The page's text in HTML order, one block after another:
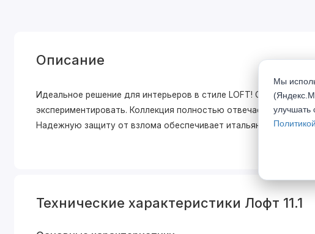
Описание
Идеальное решение для интерьеров в стиле LOFT! Стильные
экспериментировать. Коллекция полностью отвечает
Надежную защиту от взлома обеспечивает итальянская
Технические характеристики Лофт 11.1
Мы
улучшать